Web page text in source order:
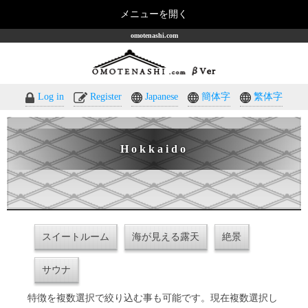
omotenashi.com
Log in Register Japanese 簡体字 繁体字
Hokkaido
スイートルーム 海が見える露天 絶景
サウナ
特徴を複数選択で絞り込む事も可能です。現在複数選択し
メニューを開く